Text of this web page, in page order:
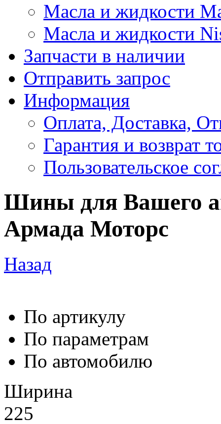
Масла и жидкости
Масла и жидкости
Запчасти в наличии
Отправить запрос
Информация
Оплата, Доставка,
Гарантия и возврат
Пользовательское
Шины для Вашего
Армада Моторс
Назад
По артикулу
По параметрам
По автомобилю
Ширина
225